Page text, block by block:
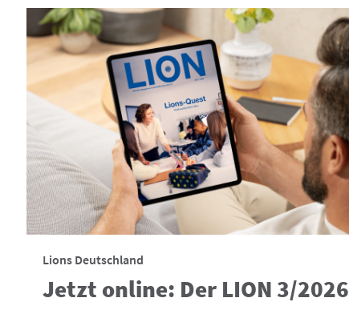
Lions Deutschland
Jetzt online: Der LION 3/2026